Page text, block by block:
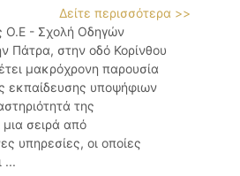
Δείτε περισσότερα >>
Ο.Ε - Σχολή Οδηγών
Πάτρα, στην οδό Κορίνθου
μακρόχρονη παρουσία
εκπαίδευσης υποψήφιων
της
μια σειρά από
υπηρεσίες, οι οποίες
...